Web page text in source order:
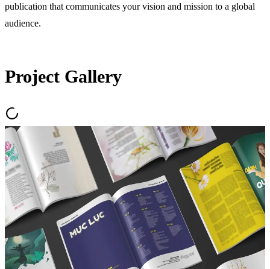
publication that communicates your vision and mission to a global
audience.
Project Gallery